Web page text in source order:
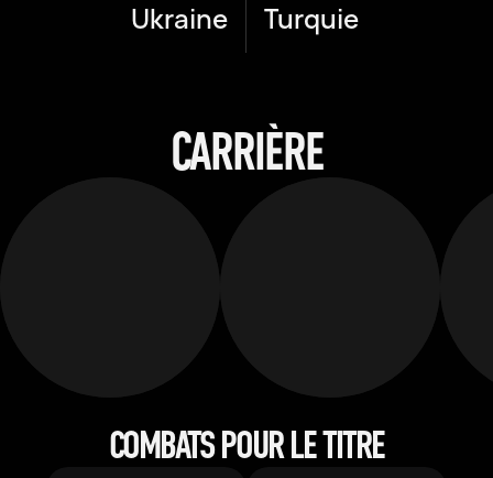
Ukraine Turquie
CARRIÈRE
COMBATS POUR LE TITRE